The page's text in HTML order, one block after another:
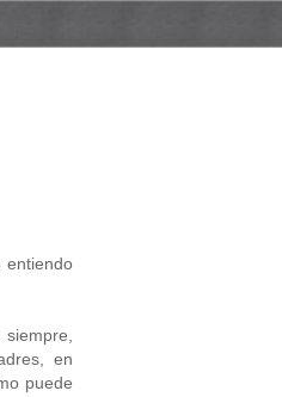
entiendo
en
puede